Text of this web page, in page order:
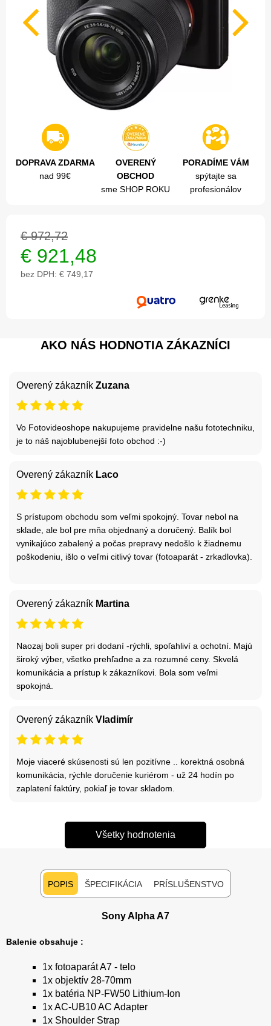
DOPRAVA ZDARMA
nad 99€
OVERENÝ
OBCHOD
sme SHOP ROKU
PORADÍME VÁM
spýtajte sa
profesionálov
€ 972,72
€ 921,48
bez DPH: € 749,17
AKO NÁS HODNOTIA ZÁKAZNÍCI
Overený zákazník Zuzana
Vo Fotovideoshope nakupujeme pravidelne našu fototechniku,
je to náš najoblubenejší foto obchod :-)
Overený zákazník Laco
S prístupom obchodu som veľmi spokojný. Tovar nebol na
sklade, ale bol pre mňa objednaný a doručený. Balík bol
vynikajúco zabalený a počas prepravy nedošlo k žiadnemu
poškodeniu, išlo o veľmi citlivý tovar (fotoaparát - zrkadlovka).
Overený zákazník Martina
Naozaj boli super pri dodaní -rýchli, spoľahliví a ochotní. Majú
široký výber, všetko prehľadne a za rozumné ceny. Skvelá
komunikácia a prístup k zákazníkovi. Bola som veľmi
spokojná.
Overený zákazník Vladimír
Moje viaceré skúsenosti sú len pozitívne .. korektná osobná
komunikácia, rýchle doručenie kuriérom - už 24 hodín po
zaplatení faktúry, pokiaľ je tovar skladom.
Všetky hodnotenia
POPIS ŠPECIFIKÁCIA PRÍSLUŠENSTVO
Sony Alpha A7
Balenie obsahuje :
1x fotoaparát A7 - telo
1x objektív 28-70mm
1x batéria NP-FW50 Lithium-Ion
1x AC-UB10 AC Adapter
1x Shoulder Strap